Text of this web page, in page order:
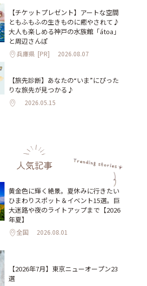
【チケットプレゼント】アートな空間
ともふもふの生きものに癒やされて♪
大人も楽しめる神戸の水族館「átoa」
と周辺さんぽ
兵庫県 [PR] 2026.08.07
【旅先診断】あなたの“いま”にぴった
りな旅先が見つかる♪
2026.05.15
人気記事
黄金色に輝く絶景。夏休みに行きたい
ひまわりスポット＆イベント15選。巨
大迷路や夜のライトアップまで【2026
年夏】
全国 2026.08.01
【2026年7月】東京ニューオープン23
選